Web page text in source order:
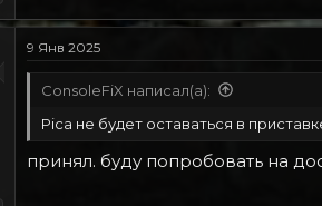
9 Янв 2025
ConsoleFiX написал(а):
Pica не будет оставаться в
принял. буду попробовать на